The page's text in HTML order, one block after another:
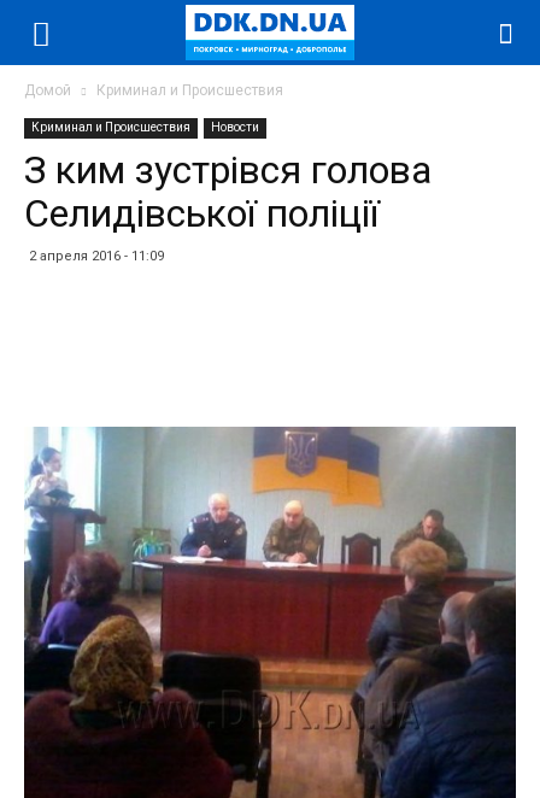
Домой Криминал и Происшествия
Криминал и Происшествия Новости
З ким зустрівся голова
Селидівської поліції
2 апреля 2016 - 11:09